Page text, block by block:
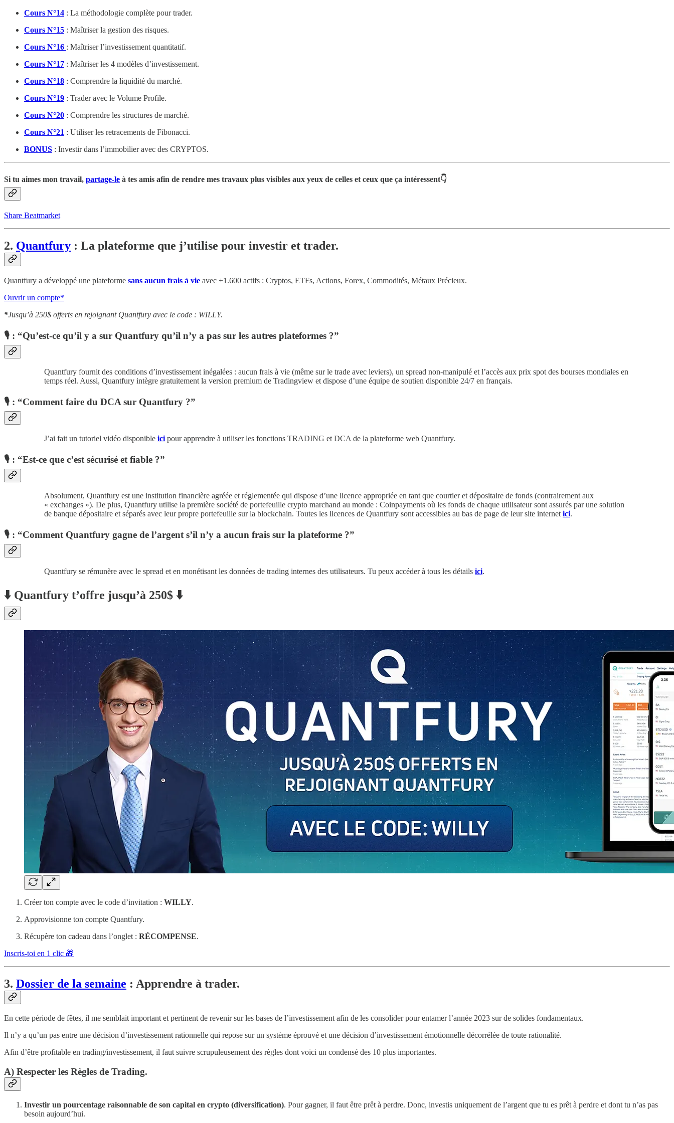
Cours N°14 : La méthodologie complète pour trader.
Cours N°15 : Maîtriser la gestion des risques.
Cours N°16 : Maîtriser l’investissement quantitatif.
Cours N°17 : Maîtriser les 4 modèles d’investissement.
Cours N°18 : Comprendre la liquidité du marché.
Cours N°19 : Trader avec le Volume Profile.
Cours N°20 : Comprendre les structures de marché.
Cours N°21 : Utiliser les retracements de Fibonacci.
BONUS : Investir dans l’immobilier avec des CRYPTOS.
Si tu aimes mon travail, partage-le à tes amis afin de rendre mes travaux plus visibles aux yeux de celles et ceux que ça intéressent👇
Share Beatmarket
2. Quantfury : La plateforme que j’utilise pour investir et trader.
Quantfury a développé une plateforme sans aucun frais à vie avec +1.600 actifs : Cryptos, ETFs, Actions, Forex, Commodités, Métaux Précieux.
Ouvrir un compte*
*Jusqu’à 250$ offerts en rejoignant Quantfury avec le code : WILLY.
🎙 : “Qu’est-ce qu’il y a sur Quantfury qu’il n’y a pas sur les autres plateformes ?”
Quantfury fournit des conditions d’investissement inégalées : aucun frais à vie (même sur le trade avec leviers), un spread non-manipulé et l’accès aux prix spot des bourses mondiales en
temps réel. Aussi, Quantfury intègre gratuitement la version premium de Tradingview et dispose d’une équipe de soutien disponible 24/7 en français.
🎙 : “Comment faire du DCA sur Quantfury ?”
J’ai fait un tutoriel vidéo disponible ici pour apprendre à utiliser les fonctions TRADING et DCA de la plateforme web Quantfury.
🎙 : “Est-ce que c’est sécurisé et fiable ?”
Absolument, Quantfury est une institution financière agréée et réglementée qui dispose d’une licence appropriée en tant que courtier et dépositaire de fonds (contrairement aux
« exchanges »). De plus, Quantfury utilise la première société de portefeuille crypto marchand au monde : Coinpayments où les fonds de chaque utilisateur sont assurés par une solution
de banque dépositaire et séparés avec leur propre portefeuille sur la blockchain. Toutes les licences de Quantfury sont accessibles au bas de page de leur site internet ici.
🎙 : “Comment Quantfury gagne de l’argent s’il n’y a aucun frais sur la plateforme ?”
Quantfury se rémunère avec le spread et en monétisant les données de trading internes des utilisateurs. Tu peux accéder à tous les détails ici.
⬇️ Quantfury t’offre jusqu’à 250$ ⬇️
Créer ton compte avec le code d’invitation : WILLY.
Approvisionne ton compte Quantfury.
Récupère ton cadeau dans l’onglet : RÉCOMPENSE.
Inscris-toi en 1 clic 🎁
3. Dossier de la semaine : Apprendre à trader.
En cette période de fêtes, il me semblait important et pertinent de revenir sur les bases de l’investissement afin de les consolider pour entamer l’année 2023 sur de solides fondamentaux.
Il n’y a qu’un pas entre une décision d’investissement rationnelle qui repose sur un système éprouvé et une décision d’investissement émotionnelle décorrélée de toute rationalité.
Afin d’être profitable en trading/investissement, il faut suivre scrupuleusement des règles dont voici un condensé des 10 plus importantes.
A) Respecter les Règles de Trading.
Investir un pourcentage raisonnable de son capital en crypto (diversification). Pour gagner, il faut être prêt à perdre. Donc, investis uniquement de l’argent que tu es prêt à perdre et dont tu n’as pas
besoin aujourd’hui.